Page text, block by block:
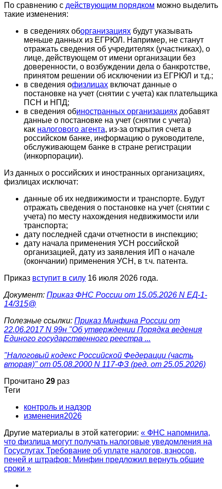
По сравнению с действующим порядком можно выделить
такие изменения:
в сведениях оборганизациях будут указывать
меньше данных из ЕГРЮЛ. Например, не станут
отражать сведения об учредителях (участниках), о
лице, действующем от имени организации без
доверенности, о возбуждении дела о банкротстве,
принятом решении об исключении из ЕГРЮЛ и т.д.;
в сведения офизлицах включат данные о
постановке на учет (снятии с учета) как плательщика
ПСН и НПД;
в сведения обиностранных организациях добавят
данные о постановке на учет (снятии с учета)
как налогового агента, из-за открытия счета в
российском банке, информацию о руководителе,
обслуживающем банке в стране регистрации
(инкорпорации).
Из данных о российских и иностранных организациях,
физлицах исключат:
данные об их недвижимости и транспорте. Будут
отражать сведения о постановке на учет (снятии с
учета) по месту нахождения недвижимости или
транспорта;
дату последней сдачи отчетности в инспекцию;
дату начала применения УСН российской
организацией, дату из заявления ИП о начале
(окончании) применения УСН, в т.ч. патента.
Приказ вступит в силу 16 июля 2026 года.
Документ: Приказ ФНС России от 15.05.2026 N ЕД-1-
14/315@
Полезные ссылки: Приказ Минфина России от
22.06.2017 N 99н "Об утверждении Порядка ведения
Единого государственного реестра ...
"Налоговый кодекс Российской Федерации (часть
вторая)" от 05.08.2000 N 117-ФЗ (ред. от 25.05.2026)
Прочитано 29 раз
Теги
контроль и надзор
изменения2026
Другие материалы в этой категории: « ФНС напомнила,
что физлица могут получать налоговые уведомления на
Госуслугах Требование об уплате налогов, взносов,
пеней и штрафов: Минфин предложил вернуть общие
сроки »